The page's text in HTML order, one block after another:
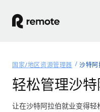
产品
全球招聘
国家/地区资源管理器 沙特阿
轻松管理沙
让在沙特阿拉伯就业变得轻